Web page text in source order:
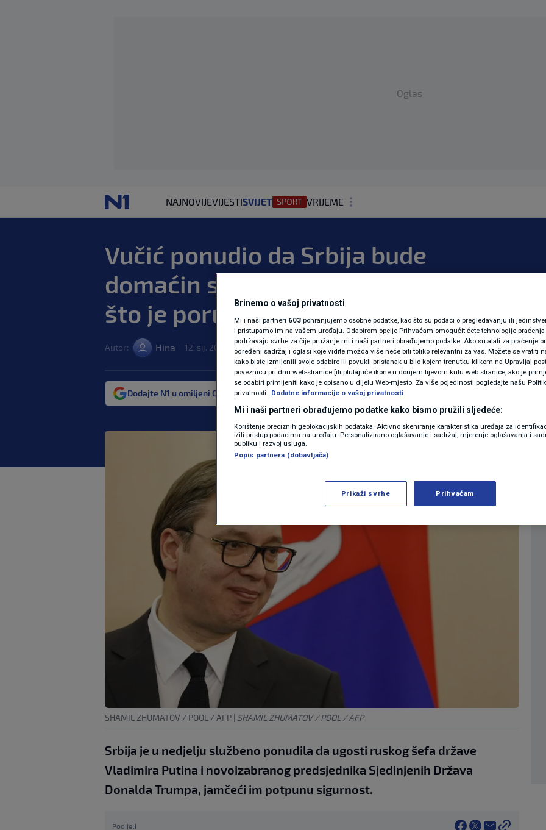
Oglas
NAJNOVIJEVIJESTISVIJET
VRIJEME
REGIJA
MAGAZIN
KOLUMNE
N1(DIS)INFO
KLIMATSKE PROMJENE
FOTO
VIDEO
Vučić ponudio da Srbija bude
domaćin susreta Trump-Putin, evo
što je poručio
Autor: Hina 12. sij. 2025. 21:15 SVIJET 0 komentara
Dodajte N1 u omiljeni Google izvor Više
SHAMIL ZHUMATOV / POOL / AFP | SHAMIL ZHUMATOV / POOL / AFP
Srbija je u nedjelju službeno ponudila da ugosti ruskog šefa države
Vladimira Putina i novoizabranog predsjednika Sjedinjenih Država
Donalda Trumpa, jamčeći im potpunu sigurnost.
Podijeli
Brinemo o vašoj privatnosti
Mi i naši partneri 603 pohranjujemo osobne podatke, kao što su podaci o pregledavanju ili
i pristupamo im na vašem uređaju. Odabirom opcije Prihvaćam omogućit ćete tehnologije praćenja
podržavaju svrhe za čije pružanje mi i naši partneri obrađujemo podatke. Ako su alati za praćenje
određeni sadržaj i oglasi koje vidite možda više neće biti toliko relevantni za vas. Možete se vratiti
kako biste izmijenili svoje odabire ili povukli pristanak u bilo kojem trenutku klikom na Upravljaj
poveznicu pri dnu web-stranice [ili plutajuće ikone u donjem lijevom kutu web stranice, ako je
se odabiri primijeniti kako je opisano u dijelu Web-mjesto. Za više pojedinosti pogledajte našu
privatnosti. Dodatne informacije o vašoj privatnosti
Mi i naši partneri obrađujemo podatke kako bismo pružili sljedeće:
Korištenje preciznih geolokacijskih podataka. Aktivno skeniranje karakteristika uređaja za
i/ili pristup podacima na uređaju. Personalizirano oglašavanje i sadržaj, mjerenje oglašavanja i
publiku i razvoj usluga.
Popis partnera (dobavljača)
Prikaži svrhe Prihvaćam